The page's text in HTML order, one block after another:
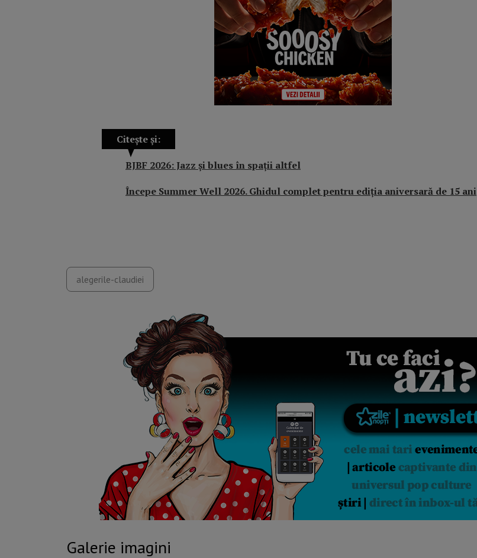
Citește și:
BJBF 2026: Jazz și blues în spații altfel
Începe Summer Well 2026. Ghidul complet pentru ediția aniversară de 15 ani
alegerile-claudiei
Galerie imagini